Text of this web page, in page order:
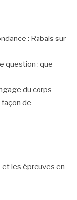
: Rabais sur
question : que
du corps
façon de
et les épreuves en